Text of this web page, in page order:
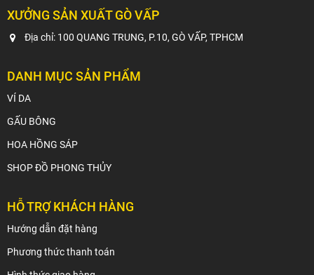
XƯỞNG SẢN XUẤT GÒ VẤP
Địa chỉ: 100 QUANG TRUNG, P.10, GÒ VẤP, TPHCM
DANH MỤC SẢN PHẨM
VÍ DA
GẤU BÔNG
HOA HỒNG SÁP
SHOP ĐỒ PHONG THỦY
HỖ TRỢ KHÁCH HÀNG
Hướng dẫn đặt hàng
Phương thức thanh toán